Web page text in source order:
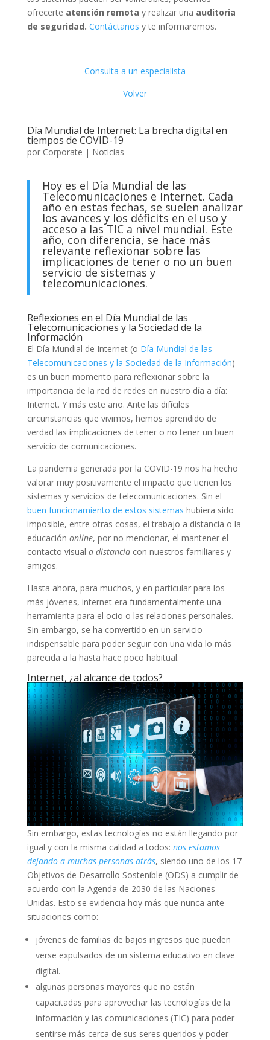
ofrecerte atención remota y realizar una auditoria
de seguridad. Contáctanos y te informaremos.
Consulta a un especialista
Volver
Día Mundial de Internet: La brecha digital en
tiempos de COVID-19
por Corporate | Noticias
Hoy es el Día Mundial de las
Telecomunicaciones e Internet. Cada
año en estas fechas, se suelen analizar
los avances y los déficits en el uso y
acceso a las TIC a nivel mundial. Este
año, con diferencia, se hace más
relevante reflexionar sobre las
implicaciones de tener o no un buen
servicio de sistemas y
telecomunicaciones.
Reflexiones en el Día Mundial de las
Telecomunicaciones y la Sociedad de la
Información
El Día Mundial de Internet (o Día Mundial de las
Telecomunicaciones y la Sociedad de la Información)
es un buen momento para reflexionar sobre la
importancia de la red de redes en nuestro día a día:
Internet. Y más este año. Ante las difíciles
circunstancias que vivimos, hemos aprendido de
verdad las implicaciones de tener o no tener un buen
servicio de comunicaciones.
La pandemia generada por la COVID-19 nos ha hecho
valorar muy positivamente el impacto que tienen los
sistemas y servicios de telecomunicaciones. Sin el
buen funcionamiento de estos sistemas hubiera sido
imposible, entre otras cosas, el trabajo a distancia o la
educación online, por no mencionar, el mantener el
contacto visual a distanciacon nuestros familiares y
amigos.
Hasta ahora, para muchos, y en particular para los
más jóvenes, internet era fundamentalmente una
herramienta para el ocio o las relaciones personales.
Sin embargo, se ha convertido en un servicio
indispensable para poder seguir con una vida lo más
parecida a la hasta hace poco habitual.
Internet, ¿al alcance de todos?
Sin embargo, estas tecnologías no están llegando por
igual y con la misma calidad a todos: nos estamos
dejando a muchas personas atrás, siendo uno de los 17
Objetivos de Desarrollo Sostenible (ODS) a cumplir de
acuerdo con la Agenda de 2030 de las Naciones
Unidas. Esto se evidencia hoy más que nunca ante
situaciones como:
jóvenes de familias de bajos ingresos que pueden
verse expulsados de un sistema educativo en clave
digital.
algunas personas mayores que no están
capacitadas para aprovechar las tecnologías de la
información y las comunicaciones (TIC) para poder
sentirse más cerca de sus seres queridos y poder